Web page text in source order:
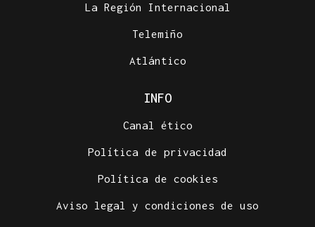
La Región Internacional
Telemiño
Atlántico
INFO
Canal ético
Política de privacidad
Política de cookies
Aviso legal y condiciones de uso